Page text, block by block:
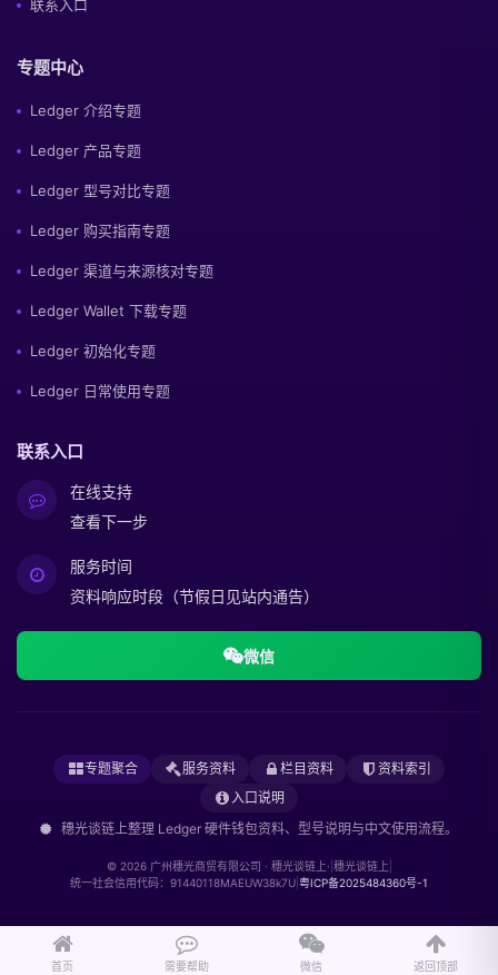
联系入口
专题中心
Ledger 介绍专题
Ledger 产品专题
Ledger 型号对比专题
Ledger 购买指南专题
Ledger 渠道与来源核对专题
Ledger Wallet 下载专题
Ledger 初始化专题
Ledger 日常使用专题
联系入口
在线支持
查看下一步
服务时间
资料响应时段（节假日见站内通告）
微信
专题聚合 服务资料 栏目资料
资料索引
入口说明
穗光谈链上整理 Ledger 硬件钱包资料、型号说明与中文使用流程。
© 2026 广州穗光商贸有限公司 · 穗光谈链上· 穗光谈链上
统一社会信用代码：91440118MAEUW38k7U 粤ICP备2025484360号-1
首页 需要帮助 微信 返回顶部